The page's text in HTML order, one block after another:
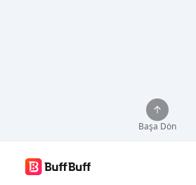
Başa Dön